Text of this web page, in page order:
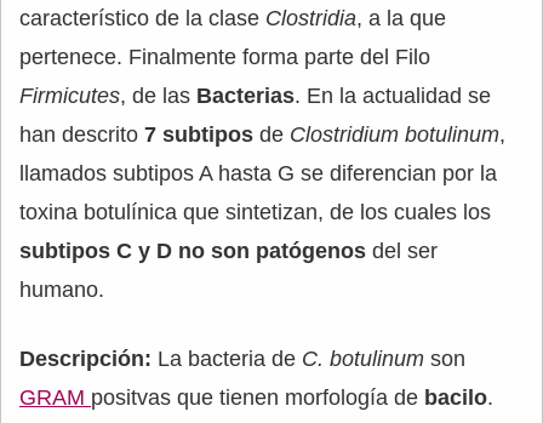
característico de la clase Clostridia, a la que
pertenece. Finalmente forma parte del Filo
Firmicutes, de las Bacterias. En la actualidad se
han descrito 7 subtipos de Clostridium botulinum,
llamados subtipos A hasta G se diferencian por la
toxina botulínica que sintetizan, de los cuales los
subtipos C y D no son patógenos del ser
humano.
Descripción: La bacteria de C. botulinum son
GRAM positvas que tienen morfología de bacilo.